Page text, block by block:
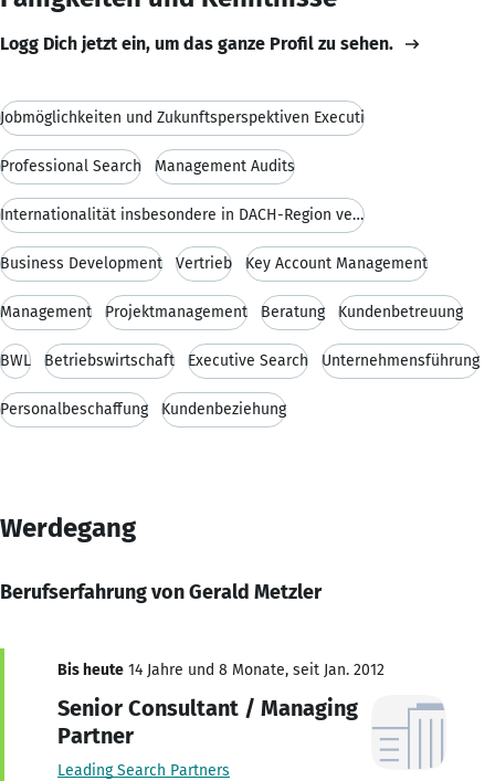
Logg Dich jetzt ein, um das ganze Profil zu sehen.
Jobmöglichkeiten und Zukunftsperspektiven Executi
Professional Search Management Audits
Internationalität insbesondere in DACH-Region verb
Business Development Vertrieb Key Account Management
Management Projektmanagement Beratung Kundenbetreuung
BWL Betriebswirtschaft Executive Search Unternehmensführung
Personalbeschaffung Kundenbeziehung
Werdegang
Berufserfahrung von Gerald Metzler
Bis heute 14 Jahre und 8 Monate, seit Jan. 2012
Senior Consultant / Managing
Partner
Leading Search Partners